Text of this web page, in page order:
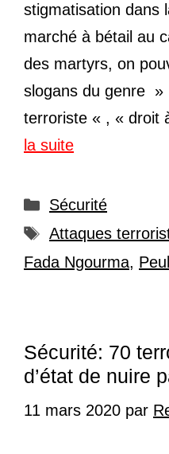
stigmatisation dans
marché à bétail au
des martyrs, on
slogans du genre »
terroriste « , « droit
la suite
Catégories
Sécurité
Étiquettes
Attaques
Fada Ngourma,
Sécurité: 70
d’état de nuire
11 mars 2020 par